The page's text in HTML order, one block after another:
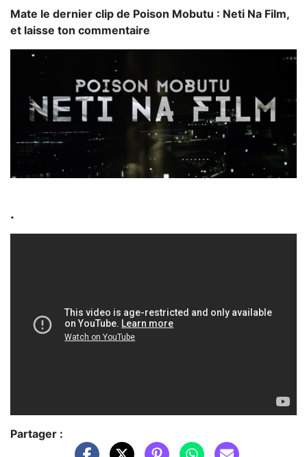
Mate le dernier clip de Poison Mobutu : Neti Na Film,
et laisse ton commentaire
.
Partager :